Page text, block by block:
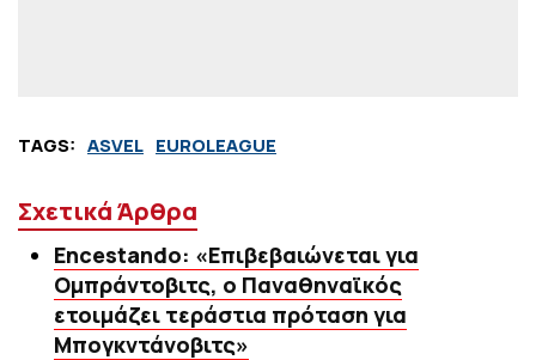
TAGS: ASVEL EUROLEAGUE
Σχετικά Άρθρα
Εncestando: «Επιβεβαιώνεται για
Ομπράντοβιτς, ο Παναθηναϊκός
ετοιμάζει τεράστια πρόταση για
Μπογκντάνοβιτς»